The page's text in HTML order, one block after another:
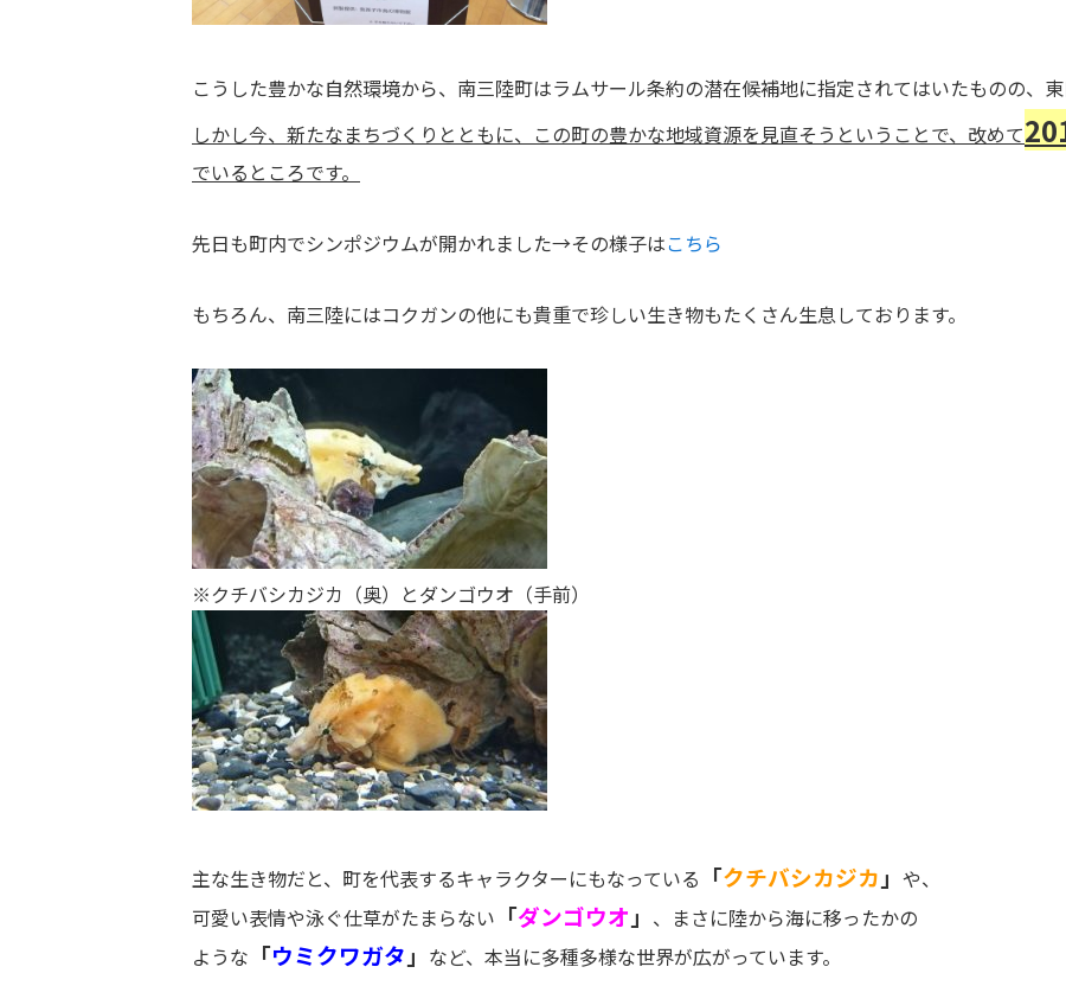
こうした豊かな自然環境から、南三陸町はラムサール条約の潜在候補地に指定されてはいたものの、
しかし今、新たなまちづくりとともに、この町の豊かな地域資源を見直そうということで、改めて
でいるところです。
先日も町内でシンポジウムが開かれました→その様子はこちら
もちろん、南三陸にはコクガンの他にも貴重で珍しい生き物もたくさん生息しております。
※クチバシカジカ（奥）とダンゴウオ（手前）
主な生き物だと、町を代表するキャラクターにもなっている 「クチバシカジカ 」 や、
可愛い表情や泳ぐ仕草がたまらない 「ダンゴウオ 」 、まさに陸から海に移ったかの
ような 「ウミクワガタ 」 など、本当に多種多様な世界が広がっています。